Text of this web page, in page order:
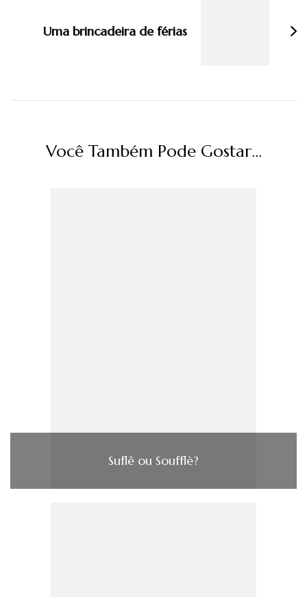
Uma brincadeira de férias
Você Também Pode Gostar...
Suflê ou Soufflè?